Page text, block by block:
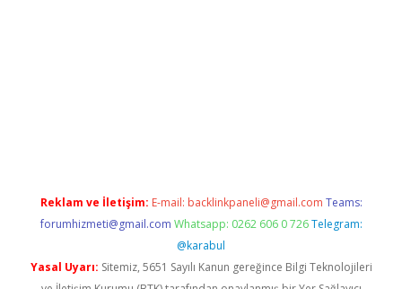
Reklam ve İletişim: E-mail: backlinkpaneli@gmail.com Teams:
forumhizmeti@gmail.com Whatsapp: 0262 606 0 726 Telegram:
@karabul
Yasal Uyarı: Sitemiz, 5651 Sayılı Kanun gereğince Bilgi Teknolojileri